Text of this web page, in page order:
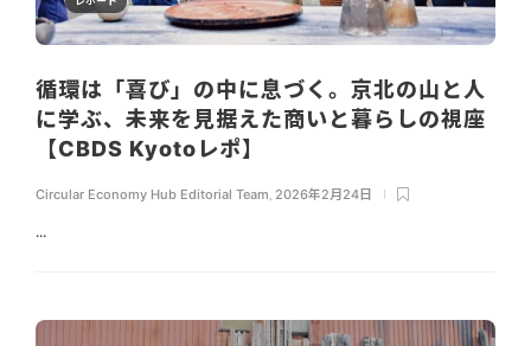
循環は「喜び」の中に息づく。京北の山と人
に学ぶ、未来を見据えた商いと暮らしの視座
【CBDS Kyotoレポ】
Circular Economy Hub Editorial Team 2026年2月24日
...